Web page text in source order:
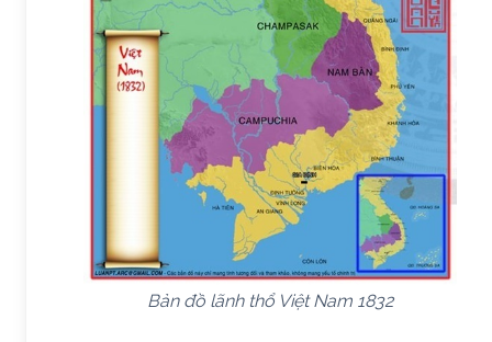
Bản đồ lãnh thổ Việt Nam 1832